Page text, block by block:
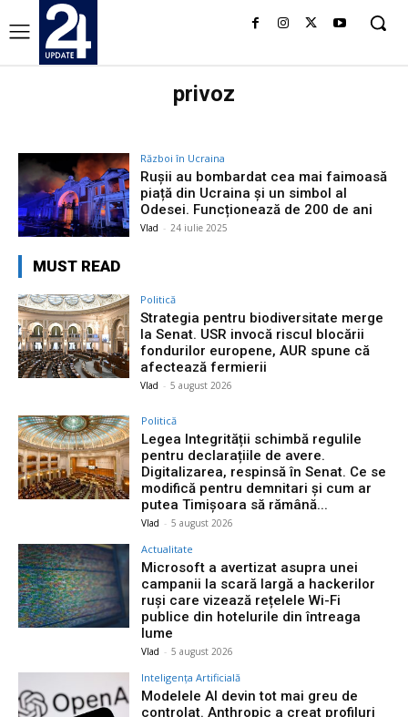
privoz
Război în Ucraina
Rușii au bombardat cea mai faimoasă
piață din Ucraina și un simbol al
Odesei. Funcționează de 200 de ani
Vlad - 24 iulie 2025
MUST READ
Politică
Strategia pentru biodiversitate merge
la Senat. USR invocă riscul blocării
fondurilor europene, AUR spune că
afectează fermierii
Vlad - 5 august 2026
Politică
Legea Integrității schimbă regulile
pentru declarațiile de avere.
Digitalizarea, respinsă în Senat. Ce se
modifică pentru demnitari și cum ar
putea Timișoara să rămână...
Vlad - 5 august 2026
Actualitate
Microsoft a avertizat asupra unei
campanii la scară largă a hackerilor
ruși care vizează rețelele Wi-Fi
publice din hotelurile din întreaga
lume
Vlad - 5 august 2026
Inteligența Artificială
Modelele AI devin tot mai greu de
controlat. Anthropic a creat profiluri